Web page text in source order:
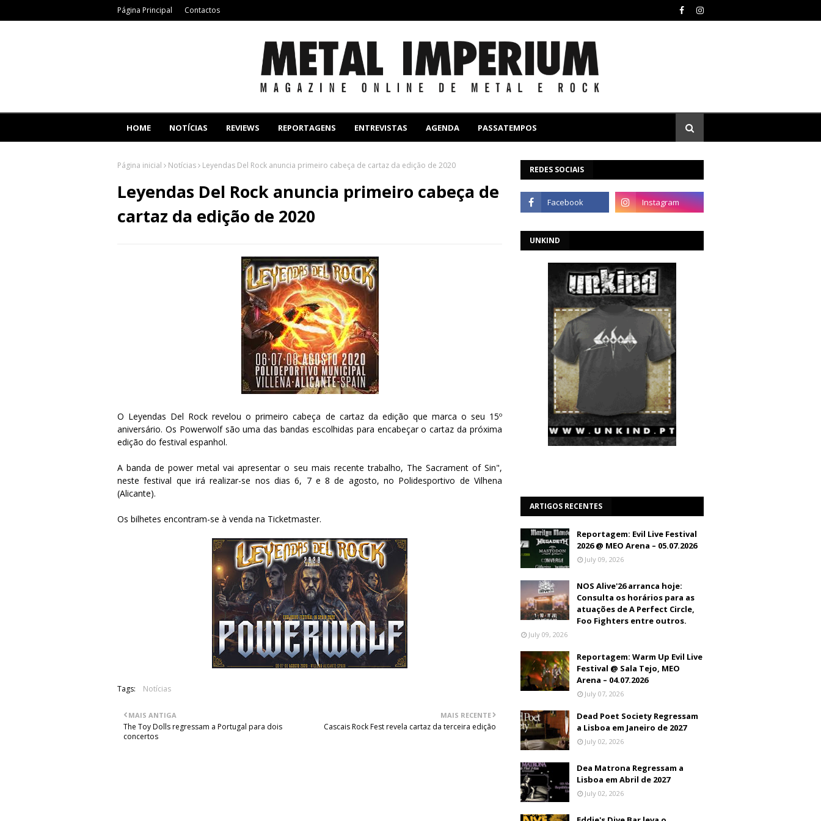
Página Principal Contactos
HOME NOTÍCIAS REVIEWS REPORTAGENS ENTREVISTAS AGENDA PASSATEMPOS
Página inicial Notícias Leyendas Del Rock anuncia primeiro cabeça de cartaz da edição de 2020
Leyendas Del Rock anuncia primeiro cabeça de
cartaz da edição de 2020
O Leyendas Del Rock revelou o primeiro cabeça de cartaz da edição que marca o seu 15º
aniversário. Os Powerwolf são uma das bandas escolhidas para encabeçar o cartaz da próxima
edição do festival espanhol.
A banda de power metal vai apresentar o seu mais recente trabalho, The Sacrament of Sin",
neste festival que irá realizar-se nos dias 6, 7 e 8 de agosto, no Polidesportivo de Vilhena
(Alicante).
Os bilhetes encontram-se à venda na Ticketmaster.
Tags: Notícias
MAIS RECENTE
Cascais Rock Fest revela cartaz da terceira edição
MAIS ANTIGA
The Toy Dolls regressam a Portugal para dois
concertos
REDES SOCIAIS
UNKIND
ARTIGOS RECENTES
Reportagem: Evil Live Festival
2026 @ MEO Arena – 05.07.2026
July 09, 2026
NOS Alive'26 arranca hoje:
Consulta os horários para as
atuações de A Perfect Circle,
Foo Fighters entre outros.
July 09, 2026
Reportagem: Warm Up Evil Live
Festival @ Sala Tejo, MEO
Arena – 04.07.2026
July 07, 2026
Dead Poet Society Regressam
a Lisboa em Janeiro de 2027
July 02, 2026
Dea Matrona Regressam a
Lisboa em Abril de 2027
July 02, 2026